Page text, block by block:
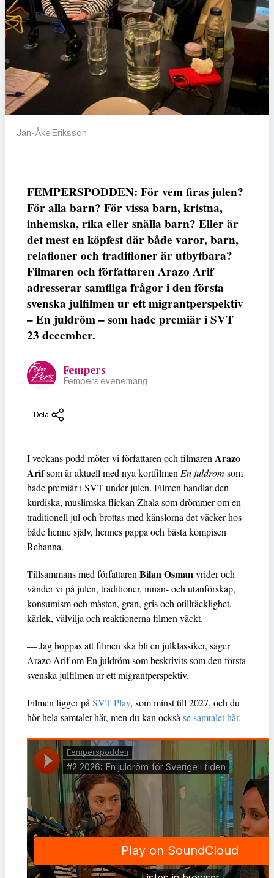
Jan-Åke Eriksson
FEMPERSPODDEN: För vem firas julen?
För alla barn? För vissa barn, kristna,
inhemska, rika eller snälla barn? Eller är
det mest en köpfest där både varor, barn,
relationer och traditioner är utbytbara?
Filmaren och författaren Arazo Arif
adresserar samtliga frågor i den första
svenska julfilmen ur ett migrantperspektiv
– En juldröm – som hade premiär i SVT
23 december.
Fempers
Fempers evenemang
Dela
I veckans podd möter vi författaren och filmaren Arazo
Arifsom är aktuell med nya kortfilmen En juldröm som
hade premiär i SVT under julen. Filmen handlar den
kurdiska, muslimska flickan Zhala som drömmer om en
traditionell jul och brottas med känslorna det väcker hos
både henne själv, hennes pappa och bästa kompisen
Rehanna.
Tillsammans med författaren Bilan Osmanvrider och
vänder vi på julen, traditioner, innan- och utanförskap,
konsumism och måsten, gran, gris och otillräcklighet,
kärlek, välvilja och reaktionerna filmen väckt.
— Jag hoppas att filmen ska bli en julklassiker, säger
Arazo Arif om En juldröm som beskrivits som den första
svenska julfilmen ur ett migrantperspektiv.
Filmen ligger på SVT Play, som minst till 2027, och du
hör hela samtalet här, men du kan också se samtalet här.